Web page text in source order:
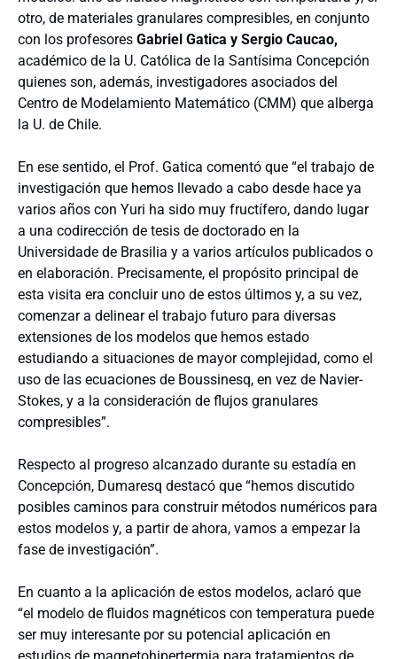
otro, de materiales granulares compresibles, en conjunto
con los profesores Gabriel Gatica y Sergio Caucao,
académico de la U. Católica de la Santísima Concepción
quienes son, además, investigadores asociados del
Centro de Modelamiento Matemático (CMM) que alberga
la U. de Chile.
En ese sentido, el Prof. Gatica comentó que “el trabajo de
investigación que hemos llevado a cabo desde hace ya
varios años con Yuri ha sido muy fructífero, dando lugar
a una codirección de tesis de doctorado en la
Universidade de Brasilia y a varios artículos publicados o
en elaboración. Precisamente, el propósito principal de
esta visita era concluir uno de estos últimos y, a su vez,
comenzar a delinear el trabajo futuro para diversas
extensiones de los modelos que hemos estado
estudiando a situaciones de mayor complejidad, como el
uso de las ecuaciones de Boussinesq, en vez de Navier-
Stokes, y a la consideración de flujos granulares
compresibles”.
Respecto al progreso alcanzado durante su estadía en
Concepción, Dumaresq destacó que “hemos discutido
posibles caminos para construir métodos numéricos para
estos modelos y, a partir de ahora, vamos a empezar la
fase de investigación”.
En cuanto a la aplicación de estos modelos, aclaró que
“el modelo de fluidos magnéticos con temperatura puede
ser muy interesante por su potencial aplicación en